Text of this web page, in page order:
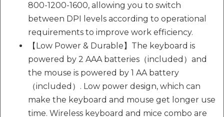
800-1200-1600, allowing you to switch
between DPI levels according to operational
requirements to improve work efficiency.
【Low Power & Durable】The keyboard is
powered by 2 AAA batteries（included）and
the mouse is powered by 1 AA battery
（included）. Low power design, which can
make the keyboard and mouse get longer use
time. Wireless keyboard and mice combo are